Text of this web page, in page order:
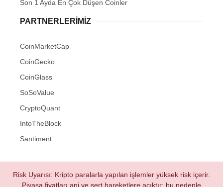
Son 1 Ayda En Çok Düşen Coinler
PARTNERLERIMIZ
CoinMarketCap
CoinGecko
CoinGlass
SoSoValue
CryptoQuant
IntoTheBlock
Santiment
Risk Uyarısı: Kripto paralarla yapılan işlemler yüksek risk içerir.
Piyasa fiyatları ani ve sert hareketlere açıktır; bu nedenle